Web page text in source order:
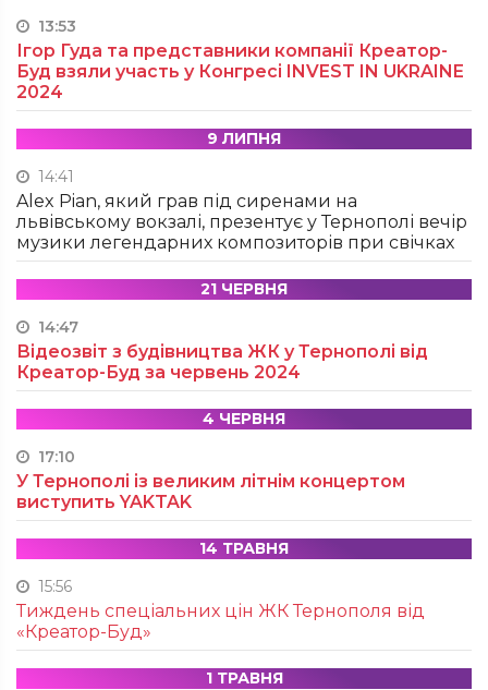
13:53
Ігор Гуда та представники компанії Креатор-
Буд взяли участь у Конгресі INVEST IN UKRAINE
2024
9 ЛИПНЯ
14:41
Alex Pian, який грав під сиренами на
львівському вокзалі, презентує у Тернополі вечір
музики легендарних композиторів при свічках
21 ЧЕРВНЯ
14:47
Відеозвіт з будівництва ЖК у Тернополі від
Креатор-Буд за червень 2024
4 ЧЕРВНЯ
17:10
У Тернополі із великим літнім концертом
виступить YAKTAK
14 ТРАВНЯ
15:56
Тиждень спеціальних цін ЖК Тернополя від
«Креатор-Буд»
1 ТРАВНЯ